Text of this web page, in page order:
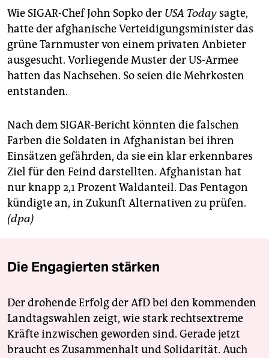
verlag
veranstaltungen
shop
fragen & hilfe
abo
genossenschaft
epaper login
Wie SIGAR-Chef John Sopko der USA Today sagte,
hatte der afghanische Verteidigungsminister das
grüne Tarnmuster von einem privaten Anbieter
ausgesucht. Vorliegende Muster der US-Armee
hatten das Nachsehen. So seien die Mehrkosten
entstanden.
Nach dem SIGAR-Bericht könnten die falschen
Farben die Soldaten in Afghanistan bei ihren
Einsätzen gefährden, da sie ein klar erkennbares
Ziel für den Feind darstellten. Afghanistan hat
nur knapp 2,1 Prozent Waldanteil. Das Pentagon
kündigte an, in Zukunft Alternativen zu prüfen.
(dpa)
Die Engagierten stärken
Der drohende Erfolg der AfD bei den kommenden
Landtagswahlen zeigt, wie stark rechtsextreme
Kräfte inzwischen geworden sind. Gerade jetzt
braucht es Zusammenhalt und Solidarität. Auch